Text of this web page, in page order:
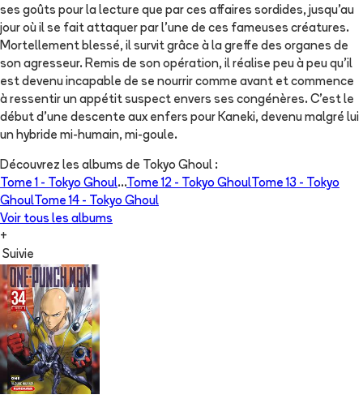
ses goûts pour la lecture que par ces affaires sordides, jusqu'au
jour où il se fait attaquer par l'une de ces fameuses créatures.
Mortellement blessé, il survit grâce à la greffe des organes de
son agresseur. Remis de son opération, il réalise peu à peu qu'il
est devenu incapable de se nourrir comme avant et commence
à ressentir un appétit suspect envers ses congénères. C'est le
début d'une descente aux enfers pour Kaneki, devenu malgré lui
un hybride mi-humain, mi-goule.
Découvrez les albums de Tokyo Ghoul :
Tome 1 - Tokyo Ghoul...Tome 12 - Tokyo Ghoul Tome 13 - Tokyo
Ghoul Tome 14 - Tokyo Ghoul
Voir tous les albums
+
Suivie